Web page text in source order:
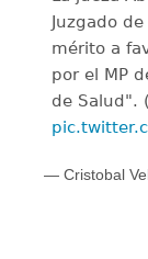
Juzgado
mérito a
por el MP
de Salud".
— Cristobal